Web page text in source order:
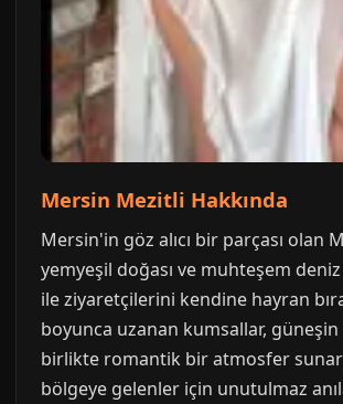
Mersin Mezitli Hakkında
Mersin'in göz alıcı bir parçası olan
yemyeşil doğası ve muhteşem deniz
ile ziyaretçilerini kendine hayran
boyunca uzanan kumsallar, güneşin
birlikte romantik bir atmosfer
bölgeye gelenler için unutulmaz